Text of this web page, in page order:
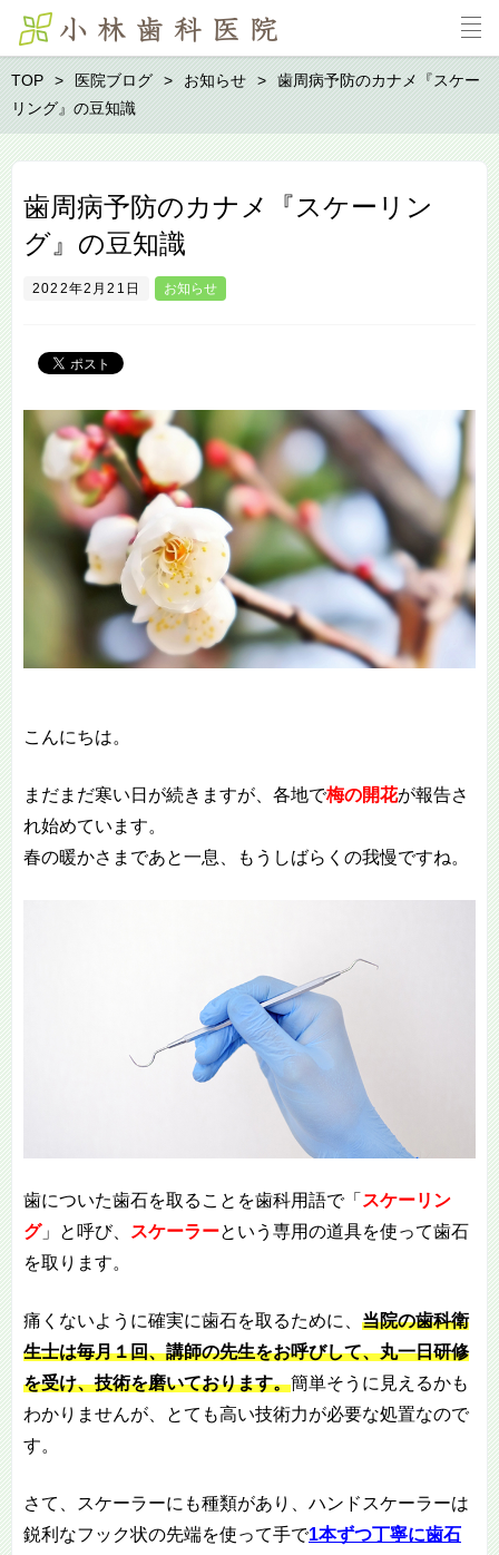
TOP 医院ブログ お知らせ
歯周病予防のカナメ『スケー
リング』の豆知識
歯周病予防のカナメ『スケーリン
グ』の豆知識
2022年2月21日 お知らせ
こんにちは。
まだまだ寒い日が続きますが、各地で梅の開花が報告さ
れ始めています。
春の暖かさまであと一息、もうしばらくの我慢ですね。
歯についた歯石を取ることを歯科用語で「 スケーリン
グ」と呼び、 スケーラーという専用の道具を使って歯石
を取ります。
痛くないように確実に歯石を取るために、 当院の歯科衛
生士は毎月１回、講師の先生をお呼びして、丸一日研修
を受け、技術を磨いております。簡単そうに見えるかも
わかりませんが、とても高い技術力が必要な処置なので
す。
さて、スケーラーにも種類があり、ハンドスケーラーは
鋭利なフック状の先端を使って手で1本ずつ丁寧に歯石